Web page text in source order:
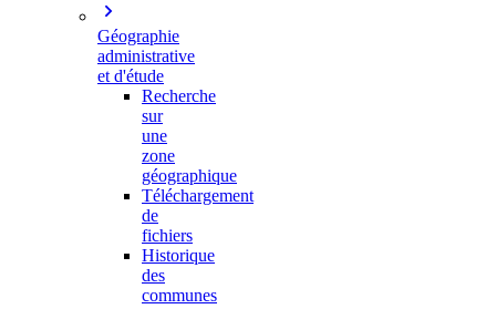
Géographie
administrative
et d'étude
Recherche
sur
une
zone
géographique
Téléchargement
de
fichiers
Historique
des
communes